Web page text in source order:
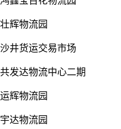
壮辉物流园
沙井货运交易市场
共发达物流中心二期
运辉物流园
宇达物流园